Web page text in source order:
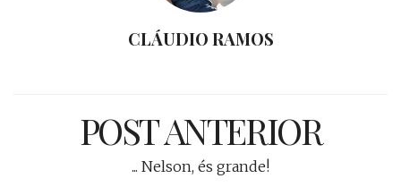
CLÁUDIO RAMOS
POST ANTERIOR
... Nelson, és grande!